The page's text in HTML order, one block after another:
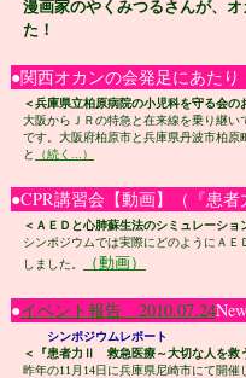
漫画家のやくみつるさんが、
た！
●関西オカンの会発足にあたり
＜兵庫県立柏原病院の小児科を守る会の
大阪からＪＲの特急と在来線を乗り継
です。大阪府柏原市と兵庫県丹波市柏原
と
（続く...）
●CPR講習会【動画】（『患者
＜ＡＥＤと心肺蘇生法のシミュレーショ
シンポジウムでは実際にどのようにＡ
しました。
（動画）
●イベント報告 2010.07.24
シンポジウムレポート
＜『患者力Ⅱ 救急医療～大切な人を救
昨年の11月14日に兵庫県尼崎市にて開催